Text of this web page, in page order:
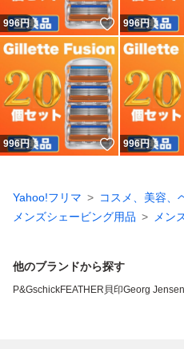
996円 いいね！
996円
996円 いいね！
996円
Yahoo!フリマ
コスメ、美容、
メンズシェービング用品
メン
他のブランドから探す
P&GschickFEATHER 貝印Georg Jensen